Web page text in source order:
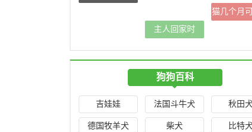
主人回家时
猫几个月
狗狗百科
吉娃娃 法国斗牛犬 秋田
德国牧羊犬 柴犬 比特